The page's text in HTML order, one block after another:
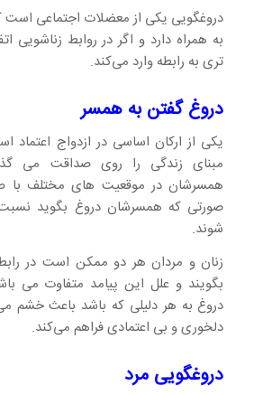
دروغگویی یکی از معضلات اجتماعی است
به همراه دارد و اگر در روابط زناشویی
تری به رابطه وارد می‌کند.
دروغ گفتن به همسر
یکی از ارکان اساسی در ازدواج اعتماد
مبنای زندگی را روی صداقت می
همسرشان در موقعیت های مختلف با
صورتی که همسرشان دروغ بگوید
شوند.
زنان و مردان هر دو ممکن است در
بگویند و علل این پیامد متفاوت می
دروغ به هر دلیلی که باشد باعث خشم
دلخوری و بی اعتمادی فراهم می‌کند.
دروغگویی مرد